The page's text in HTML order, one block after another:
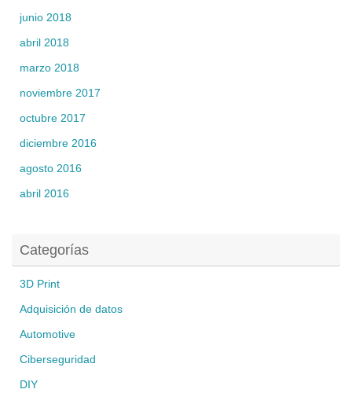
junio 2018
abril 2018
marzo 2018
noviembre 2017
octubre 2017
diciembre 2016
agosto 2016
abril 2016
Categorías
3D Print
Adquisición de datos
Automotive
Ciberseguridad
DIY